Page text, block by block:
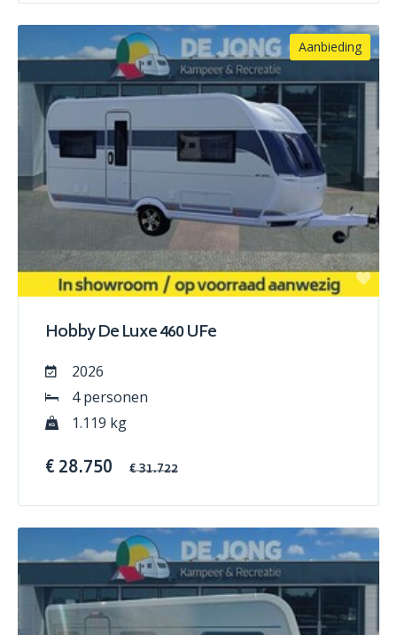
Aanbieding
Hobby De Luxe 460 UFe
2026
4 personen
1.119 kg
€ 28.750 € 31.722